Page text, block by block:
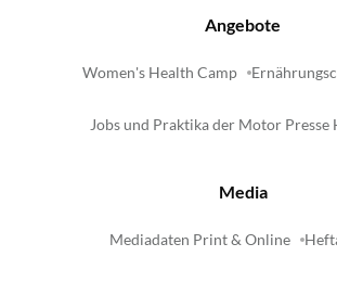
Angebote
Women's Health Camp
Jobs und Praktika der Motor Presse
Media
Mediadaten Print & Online